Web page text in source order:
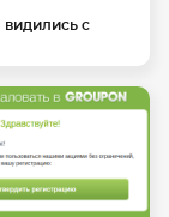
видились с